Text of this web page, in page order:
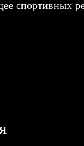
спортивных